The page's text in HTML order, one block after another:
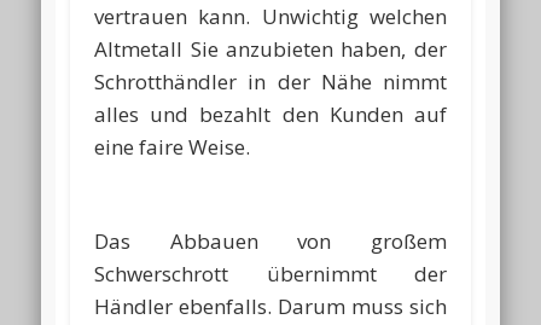
vertrauen kann. Unwichtig welchen
Altmetall Sie anzubieten haben, der
Schrotthändler in der Nähe nimmt
alles und bezahlt den Kunden auf
eine faire Weise.
Das Abbauen von großem
Schwerschrott übernimmt der
Händler ebenfalls. Darum muss sich